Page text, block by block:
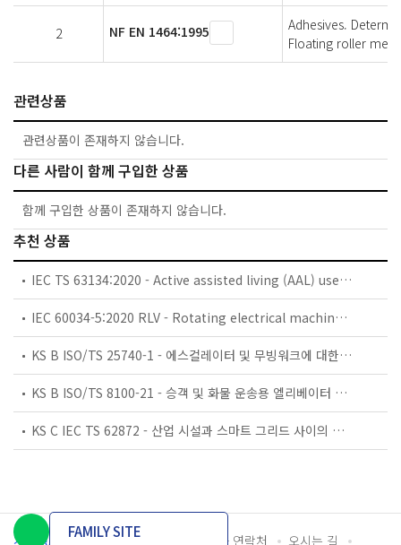
2 NF EN 1464:1995
Adhesives.
Floating roller
관련상품
관련상품이 존재하지 않습니다.
다른 사람이 함께 구입한 상품
함께 구입한 상품이 존재하지 않습니다.
추천 상품
IEC TS 63134:2020 - Active assisted living (AAL) use cases
IEC 60034-5:2020 RLV - Rotating electrical machines - Part 5: Degrees of protection provided by the integral design of rotating electrical machines (IP code) - Classification
KS B ISO/TS 25740-1 - 에스컬레이터 및 무빙워크에 대한 안전요건 — 제1부: 세계공통 필수 안전요건(GESRs)
KS B ISO/TS 8100-21 - 승객 및 화물 운송용 엘리베이터 —제21부: 세계공통 필수안전요건(GESRs)을 충족하는 세계공통 안전 파라미터(GSPs)
KS C IEC TS 62872 - 산업 시설과 스마트 그리드 사이의 산업 공정 측정, 제어 및 자동화 시스템 인터페이스
개인정보처리방침 이용약관 담당자 연락처 오시는 길
FAMILY SITE